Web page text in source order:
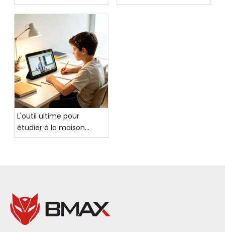
PC IA réécrivent la
logique de croissance de
l'industrie mondiale du
PC
les performances de
L'outil ultime pour
étudier à la maison
pendant les vacances :
d'apprentissage efficace